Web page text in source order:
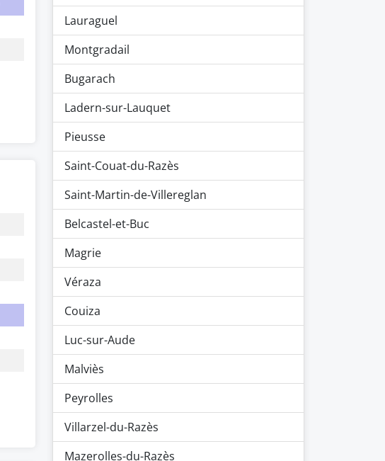
Lauraguel
Montgradail
Bugarach
Ladern-sur-Lauquet
Pieusse
Saint-Couat-du-Razès
Saint-Martin-de-Villereglan
Belcastel-et-Buc
Magrie
Véraza
Couiza
Luc-sur-Aude
Malviès
Peyrolles
Villarzel-du-Razès
Mazerolles-du-Razès